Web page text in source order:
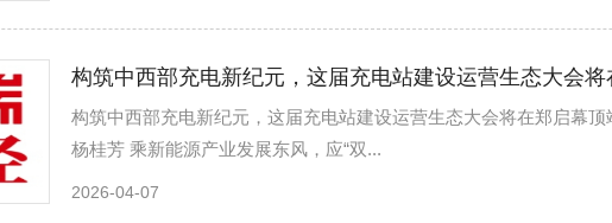
构筑中西部充电新纪元，这届充电站建设运营生态大会将
构筑中西部充电新纪元，这届充电站建设运营生态大会将在郑启幕
杨桂芳 乘新能源产业发展东风，应“双...
2026-04-07